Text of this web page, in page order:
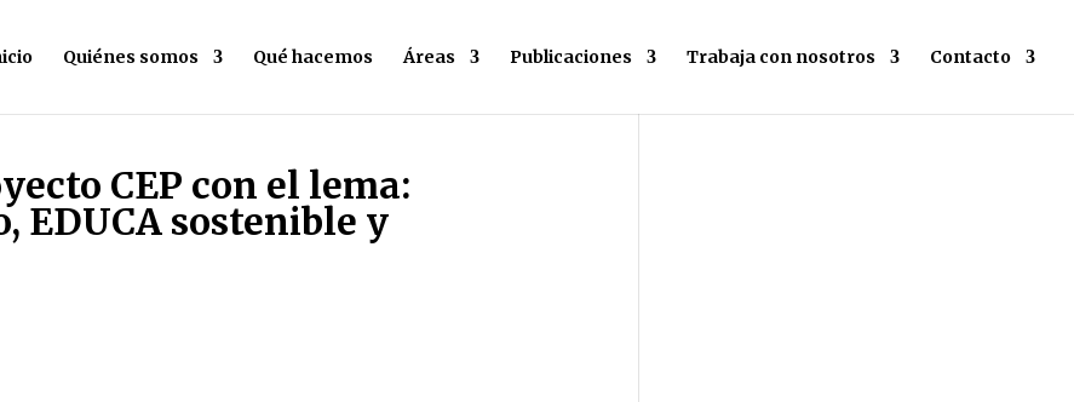
Quiénes somos Qué hacemos Áreas Publicaciones Trabaja con nosotros Contacto
CEP con el lema:
EDUCA sostenible y